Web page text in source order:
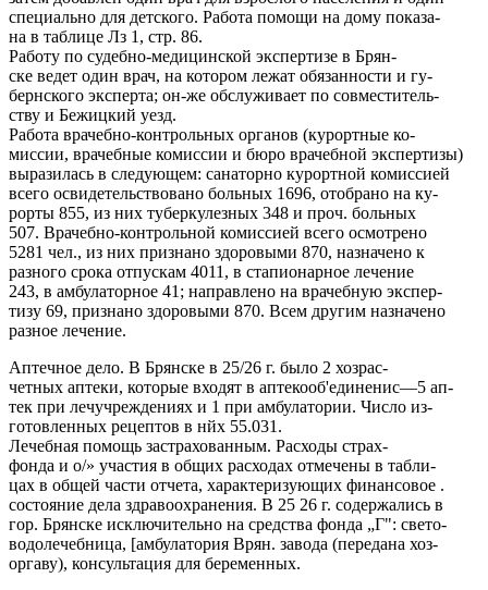
специально для детского. Работа помощи на дому показа-
на в таблице Лз 1, стр. 86.
Работу по судебно-медицинской экспертизе в Брян-
ске ведет один врач, на котором лежат обязанности и гу-
бернского эксперта; он-же обслуживает по совместитель-
ству и Бежицкий уезд.
Работа врачебно-контрольных органов (курортные ко-
миссии, врачебные комиссии и бюро врачебной экспертизы)
выразилась в следующем: санаторно курортной комиссией
всего освидетельствовано больных 1696, отобрано на ку-
рорты 855, из них туберкулезных 348 и проч. больных
507. Врачебно-контрольной комиссией всего осмотрено
5281 чел., из них признано здоровыми 870, назначено к
разного срока отпускам 4011, в стапионарное лечение
243, в амбулаторное 41; направлено на врачебную экспер-
тизу 69, признано здоровыми 870. Всем другим назначено
разное лечение.
Аптечное дело. В Брянске в 25/26 г. было 2 хозрас-
четных аптеки, которые входят в аптекооб'единенис—5 ап-
тек при лечучреждениях и 1 при амбулатории. Число из-
готовленных рецептов в нйх 55.031.
Лечебная помощь застрахованным. Расходы страх-
фонда и о/» участия в общих расходах отмечены в табли-
цах в общей части отчета, характеризующих финансовое .
состояние дела здравоохранения. В 25 26 г. содержались в
гор. Брянске исключительно на средства фонда „Г": свето-
водолечебница, [амбулатория Врян. завода (передана хоз-
оргаву), консультация для беременных.